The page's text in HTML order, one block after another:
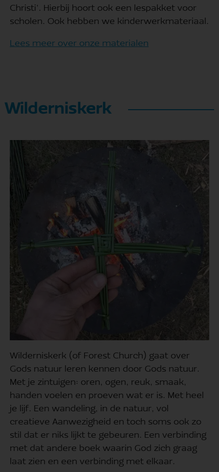
Christi’. Hierbij hoort ook een lespakket voor
scholen. Ook hebben we kinderwerkmateriaal.
Lees meer over onze materialen
Wilderniskerk
Wilderniskerk (of Forest Church) gaat over
Gods natuur leren kennen door Gods natuur.
Met je zintuigen: oren, ogen, reuk, smaak,
handen voelen en proeven wat er is. Met heel
je lijf. Een wandeling, in de natuur, vol
creatieve Aanwezigheid en toch soms ook zo
stil dat er niks lijkt te gebeuren. Een verbinding
met dat andere boek waarin God zich graag
laat zien en een verbinding met elkaar.